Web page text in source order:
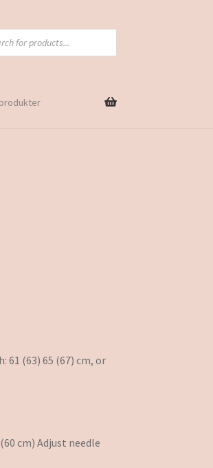
61 (63) 65 (67) cm, or
cm) Adjust needle